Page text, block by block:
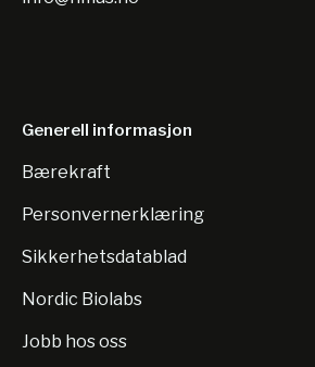
Generell informasjon
Bærekraft
Personvernerklæring
Sikkerhetsdatablad
Nordic Biolabs
Jobb hos oss